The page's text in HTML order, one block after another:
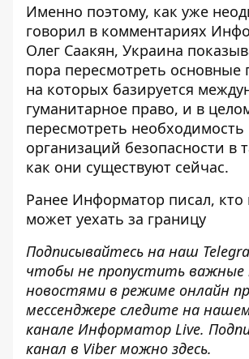
Именно поэтому, как уже
говорил в комментариях
Олег Саакян, Украина
пора пересмотреть основные
на которых базируется
гуманитарное право, и в
пересмотреть
организаций безопасности в
как они существуют сейчас.
Ранее Информатор писал,
может уехать за границу
Подписывайтесь на наш
чтобы не пропустить важные
новостями в режиме онлайн
мессенджере следите на
канале Информатор Live.
канал в Viber можно здесь.